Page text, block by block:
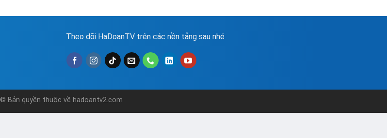
Theo dõi HaDoanTV trên các nền tảng sau nhé
© Bản quyền thuộc về hadoantv2.com